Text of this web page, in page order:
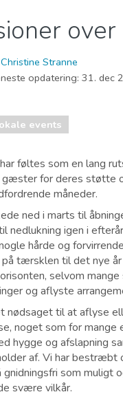
Hvor skal I bo
Natur og udeliv
Christine Stranne
opdatering: 31. dec
events
føltes som en lang
gæster for deres støtte
måneder.
ned i marts til
nedlukning igen i
hårde og
på tærsklen til det nye
selvom
og aflyste
nødsaget til at aflyse
noget som for mange
hygge og afslapning
af. Vi har bestræbt
gnidningsfri som muligt
svære vilkår.